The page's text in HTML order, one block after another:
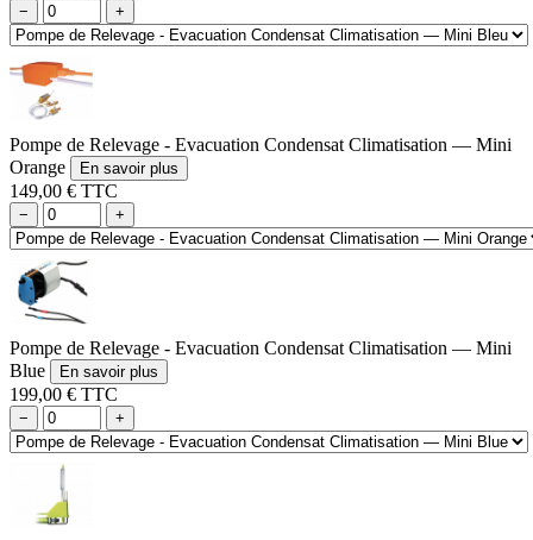
− +
Pompe de Relevage - Evacuation Condensat Climatisation — Mini
Orange
En savoir plus
149,00 € TTC
− +
Pompe de Relevage - Evacuation Condensat Climatisation — Mini
Blue
En savoir plus
199,00 € TTC
− +